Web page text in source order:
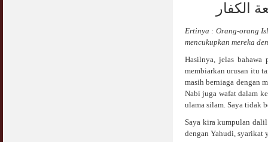
الكفار
Ertinya : Orang-orang
mencukupkan mereka
Hasilnya, jelas
membiarkan urusan itu
masih berniaga dengan
Nabi juga wafat dalam
ulama silam. Saya tidak
Saya kira kumpulan
dengan Yahudi, syarikat